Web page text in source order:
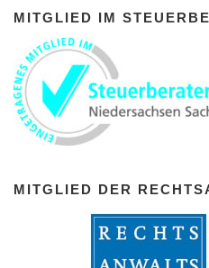
MITGLIED IM
MITGLIED DER